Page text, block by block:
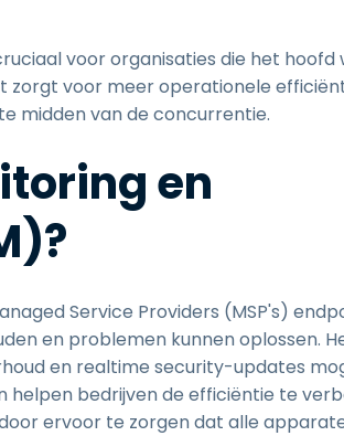
voor organisaties die het hoofd
zorgt voor meer operationele
midden van de concurrentie.
en
Service Providers (MSP's)
en problemen kunnen oplossen.
en realtime security-updates
helpen bedrijven de efficiëntie te
ervoor te zorgen dat alle